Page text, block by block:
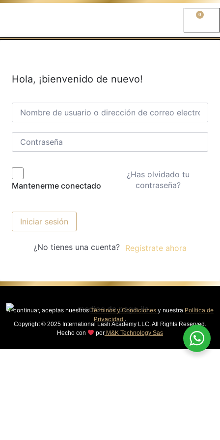
0
Hola, ¡bienvenido de nuevo!
Mantenerme conectado
¿Has olvidado tu
contraseña?
Iniciar sesión
¿No tienes una cuenta? Regístrate ahora
Al continuar, aceptas nuestrosTérminos y Condiciones y nuestra Política de
Privacidad .
Copyright © 2025 International Lash Academy LLC. All Rights Reserved.
Hecho con
porM&K Technology Sas